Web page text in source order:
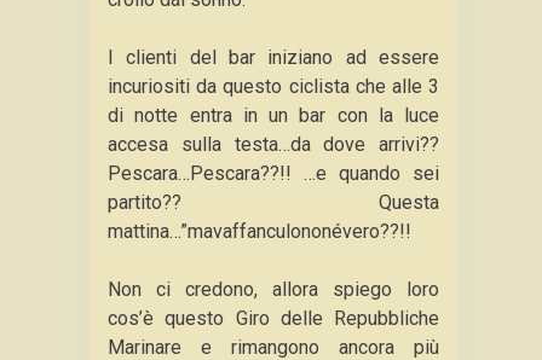
I clienti del bar iniziano ad essere
incuriositi da questo ciclista che alle 3
di notte entra in un bar con la luce
accesa sulla testa…da dove arrivi??
Pescara…Pescara??!! …e quando sei
partito?? Questa
mattina…”mavaffanculononévero??!!
Non ci credono, allora spiego loro
cos’è questo Giro delle Repubbliche
Marinare e rimangono ancora più